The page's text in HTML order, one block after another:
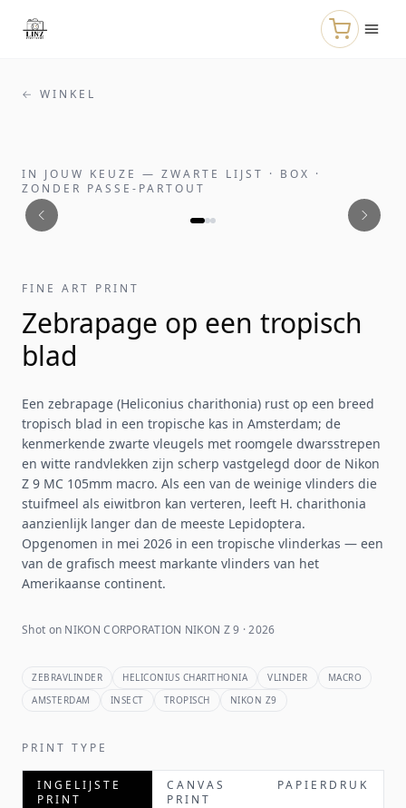
← WINKEL
IN JOUW KEUZE — ZWARTE LIJST · BOX ·
ZONDER PASSE-PARTOUT
FINE ART PRINT
Zebrapage op een tropisch
blad
Een zebrapage (Heliconius charithonia) rust op een breed
tropisch blad in een tropische kas in Amsterdam; de
kenmerkende zwarte vleugels met roomgele dwarsstrepen
en witte randvlekken zijn scherp vastgelegd door de Nikon
Z 9 MC 105mm macro. Als een van de weinige vlinders die
stuifmeel als eiwitbron kan verteren, leeft H. charithonia
aanzienlijk langer dan de meeste Lepidoptera.
Opgenomen in mei 2026 in een tropische vlinderkas — een
van de grafisch meest markante vlinders van het
Amerikaanse continent.
Shot on NIKON CORPORATION NIKON Z 9 · 2026
ZEBRAVLINDER HELICONIUS CHARITHONIA VLINDER
MACRO
AMSTERDAM
INSECT TROPISCH NIKON Z9
PRINT TYPE
INGELIJSTE
PRINT
CANVAS
PRINT
PAPIERDRUK